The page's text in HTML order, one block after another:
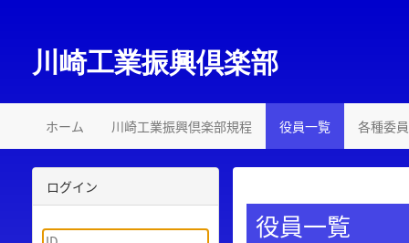
川崎工業振興倶楽部
ホーム 川崎工業振興倶楽部規程 役員一覧 各種委
ログイン
役員一覧